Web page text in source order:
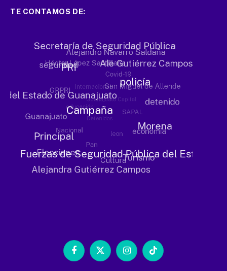
TE CONTAMOS DE:
Facebook
X
InstagramTikTok